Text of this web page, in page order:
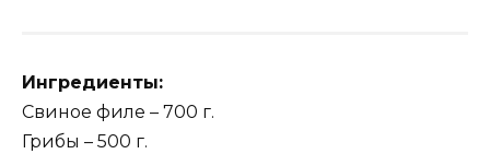
Ингредиенты:
Свиное филе – 700 г.
Грибы – 500 г.